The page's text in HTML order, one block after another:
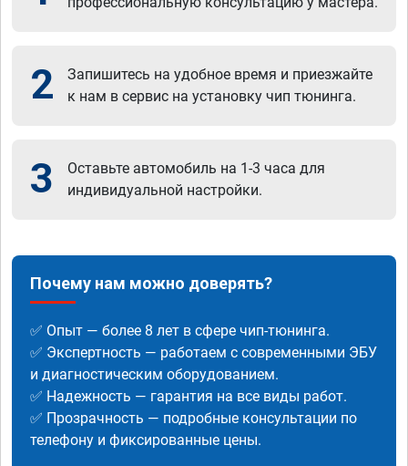
2
Запишитесь на удобное время и приезжайте
к нам в сервис на установку чип тюнинга.
3
Оставьте автомобиль на 1-3 часа для
индивидуальной настройки.
Почему нам можно доверять?
✅ Опыт — более 8 лет в сфере чип-тюнинга.
✅ Экспертность — работаем с современными ЭБУ
и диагностическим оборудованием.
✅ Надежность — гарантия на все виды работ.
✅ Прозрачность — подробные консультации по
телефону и фиксированные цены.